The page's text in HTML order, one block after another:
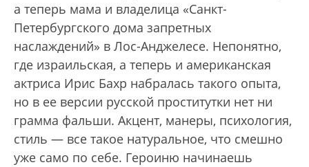
а теперь мама и владелица «Санкт-
Петербургского дома запретных
наслаждений» в Лос-Анджелесе. Непонятно,
где израильская, а теперь и американская
актриса Ирис Бахр набралась такого опыта,
но в ее версии русской проститутки нет ни
грамма фальши. Акцент, манеры, психология,
стиль — все такое натуральное, что смешно
уже само по себе. Героиню начинаешь